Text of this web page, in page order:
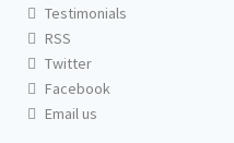
Testimonials
RSS
Twitter
Facebook
Email us